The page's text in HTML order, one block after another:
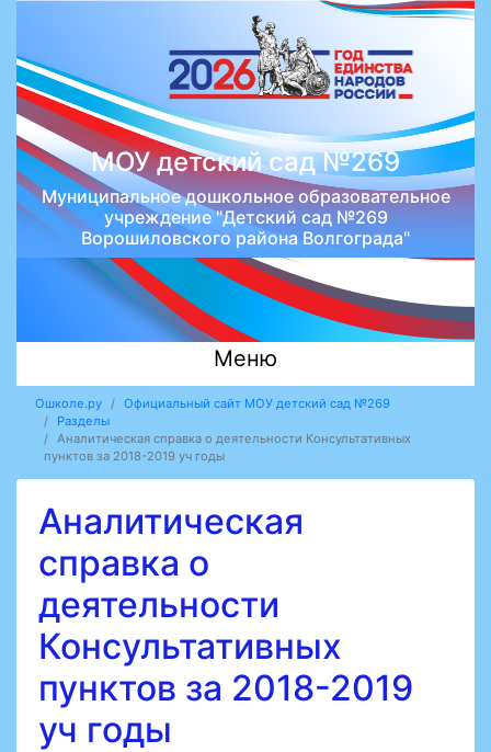
МОУ детский сад №269
Муниципальное дошкольное образовательное
учреждение "Детский сад №269
Ворошиловского района Волгограда"
Меню
Ошколе.ру
Официальный сайт МОУ детский сад №269
Разделы
Аналитическая справка о деятельности Консультативных
пунктов за 2018-2019 уч годы
Аналитическая
справка о
деятельности
Консультативных
пунктов за 2018-2019
уч годы